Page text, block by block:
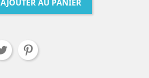
AJOUTER AU PANIER